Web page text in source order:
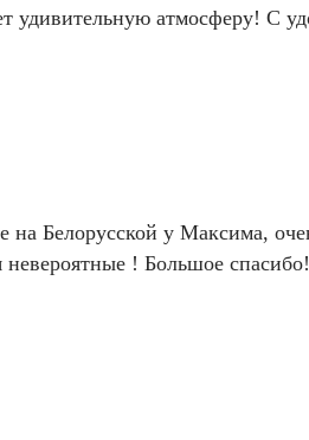
удивительную атмосферу! С
Белорусской у Максима,
! Большое спасибо!